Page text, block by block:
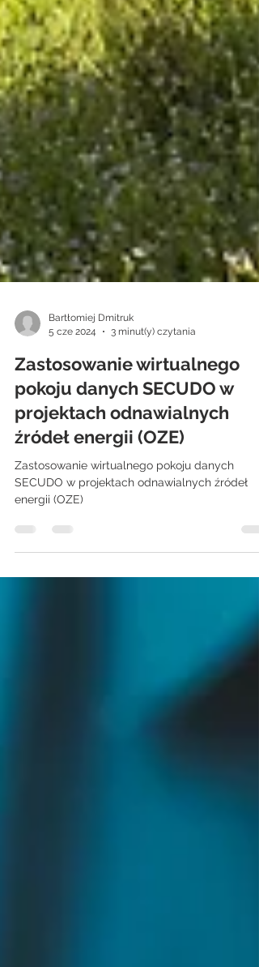
Bartłomiej Dmitruk
5 cze 2024
3 minut(y) czytania
Zastosowanie wirtualnego
pokoju danych SECUDO w
projektach odnawialnych
źródeł energii (OZE)
SECUDO w projektach odnawialnych źródeł
energii (OZE)